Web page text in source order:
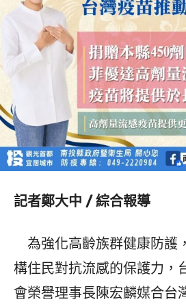
記者鄭大中 / 綜合報導
為強化高齡族群健康防護
構住民對抗流感的保護力，
會榮譽理事長陳宏麟媒合台